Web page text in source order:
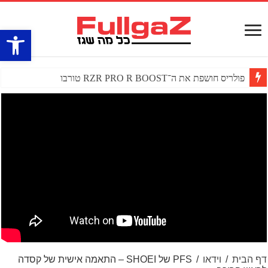
פתח
פולריס חושפת את ה־RZR PRO R BOOST טורבו
דף הבית / וידאו /
PFS של SHOEI – התאמה אישית של קסדה